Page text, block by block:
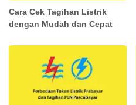
Cara Cek Tagihan Listrik
dengan Mudah dan Cepat